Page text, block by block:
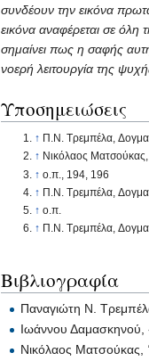
συνδέουν την εικόνα
εικόνα αναφέρεται σε
σημαίνει πως η σαφής
νοερή λειτουργία της
Υποσημειώσεις
↑ Π.Ν. Τρεμπέλα,
↑ Νικόλαος Ματσούκας,
↑ ο.π., 194, 196
↑ Π.Ν. Τρεμπέλα,
↑ ο.π.
↑ Π.Ν. Τρεμπέλα,
Βιβλιογραφία
Παναγιώτη Ν.
Ιωάννου Δαμασκηνού,
Νικόλαος Ματσούκας,